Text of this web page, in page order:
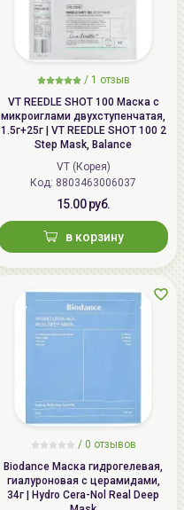
/ 1 отзыв
VT REEDLE SHOT 100 Маска с
микроиглами двухступенчатая,
1.5г+25г | VT REEDLE SHOT 100 2
Step Mask, Balance
VT (Корея)
Код: 8803463006037
15.00 руб.
в корзину
/ 0 отзывов
Biodance Маска гидрогелевая,
гиалуроновая с церамидами,
34г | Hydro Cera-Nol Real Deep